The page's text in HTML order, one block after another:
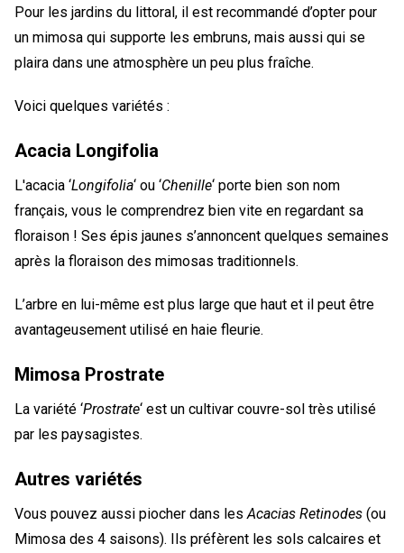
Pour les jardins du littoral, il est recommandé d’opter pour
un mimosa qui supporte les embruns, mais aussi qui se
plaira dans une atmosphère un peu plus fraîche.
Voici quelques variétés :
Acacia Longifolia
L'acacia ‘Longifolia‘ ou ‘Chenille‘ porte bien son nom
français, vous le comprendrez bien vite en regardant sa
floraison ! Ses épis jaunes s’annoncent quelques semaines
après la floraison des mimosas traditionnels.
L’arbre en lui-même est plus large que haut et il peut être
avantageusement utilisé en haie fleurie.
Mimosa Prostrate
La variété ‘Prostrate‘ est un cultivar couvre-sol très utilisé
par les paysagistes.
Autres variétés
Vous pouvez aussi piocher dans lesAcacias Retinodes (ou
Mimosa des 4 saisons). Ils préfèrent les sols calcaires et